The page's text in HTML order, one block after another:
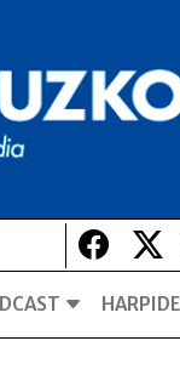
Lehio